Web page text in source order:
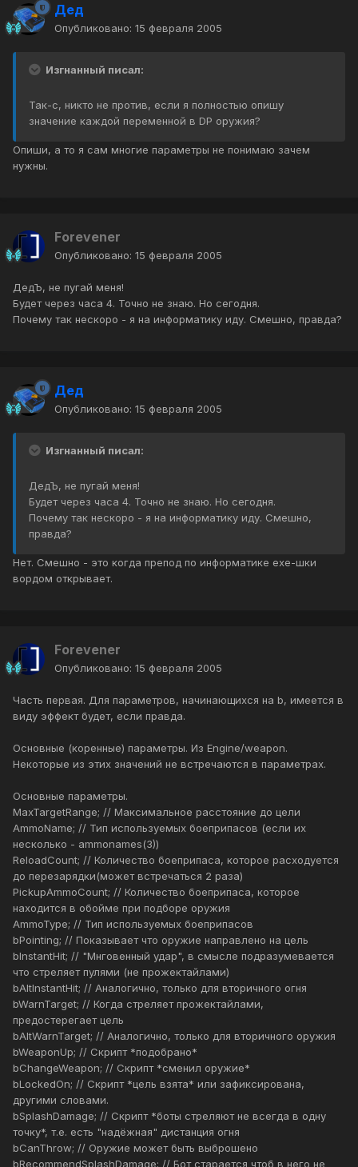
Дед
Опубликовано: 15 февраля 2005
Изгнанный писал:
Так-с, никто не против, если я полностью опишу
значение каждой переменной в DP оружия?
Опиши, а то я сам многие параметры не понимаю зачем
нужны.
Forevener
Опубликовано: 15 февраля 2005
ДедЪ, не пугай меня!
Будет через часа 4. Точно не знаю. Но сегодня.
Почему так нескоро - я на информатику иду. Смешно, правда?
Дед
Опубликовано: 15 февраля 2005
Изгнанный писал:
ДедЪ, не пугай меня!
Будет через часа 4. Точно не знаю. Но сегодня.
Почему так нескоро - я на информатику иду. Смешно,
правда?
Нет. Смешно - это когда препод по информатике exe-шки
вордом открывает.
Forevener
Опубликовано: 15 февраля 2005
Часть первая. Для параметров, начинающихся на b, имеется в
виду эффект будет, если правда.
Основные (коренные) параметры. Из Engine/weapon.
Некоторые из этих значений не встречаются в параметрах.
Основные параметры.
MaxTargetRange; // Максимальное расстояние до цели
AmmoName; // Тип используемых боеприпасов (если их
несколько - ammonames(3))
ReloadCount; // Количество боеприпаса, которое расходуется
до перезарядки(может встречаться 2 раза)
PickupAmmoCount; // Количество боеприпаса, которое
находится в обойме при подборе оружия
AmmoType; // Тип используемых боеприпасов
bPointing; // Показывает что оружие направлено на цель
bInstantHit; // "Мнговенный удар", в смысле подразумевается
что стреляет пулями (не прожектайлами)
bAltInstantHit; // Аналогично, только для вторичного огня
bWarnTarget; // Когда стреляет прожектайлами,
предостерегает цель
bAltWarnTarget; // Аналогично, только для вторичного оружия
bWeaponUp; // Скрипт *подобрано*
bChangeWeapon; // Скрипт *сменил оружие*
bLockedOn; // Скрипт *цель взята* или зафиксирована,
другими словами.
bSplashDamage; // Скрипт *боты стреляют не всегда в одну
точку*, т.е. есть "надёжная" дистанция огня
bCanThrow; // Оружие может быть выброшено
bRecommendSplashDamage; // Бот старается чтоб в него не